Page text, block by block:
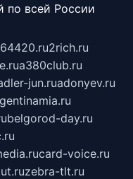
по всей России
2rich.ru
a380club.ru
jun.ruadonyev.ru
belgorod-day.ru
card-voice.ru
zebra-tlt.ru